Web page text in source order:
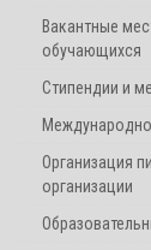
Вакантные
обучающихся
Стипендии и
Организация
организации